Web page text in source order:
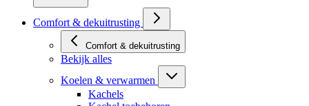
Comfort & dekuitrusting
Comfort & dekuitrusting
Bekijk alles
Koelen & verwarmen
Kachels